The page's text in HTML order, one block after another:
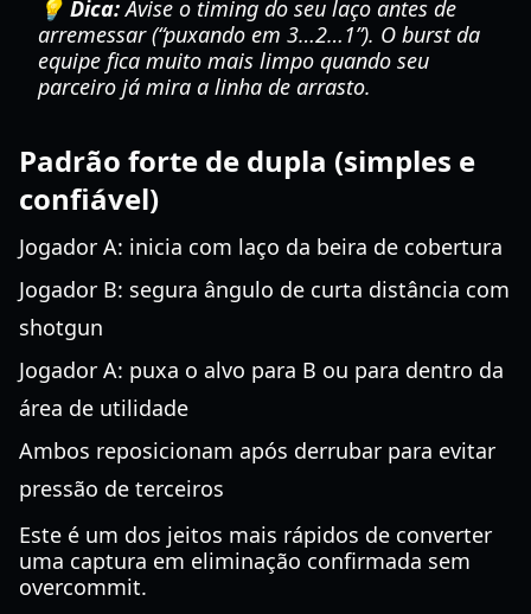
💡 Dica:Avise o timing do seu laço antes de
arremessar (“puxando em 3…2…1”). O burst da
equipe fica muito mais limpo quando seu
parceiro já mira a linha de arrasto.
Padrão forte de dupla (simples e
confiável)
Jogador A: inicia com laço da beira de cobertura
Jogador B: segura ângulo de curta distância com
shotgun
Jogador A: puxa o alvo para B ou para dentro da
área de utilidade
Ambos reposicionam após derrubar para evitar
pressão de terceiros
Este é um dos jeitos mais rápidos de converter
uma captura em eliminação confirmada sem
overcommit.